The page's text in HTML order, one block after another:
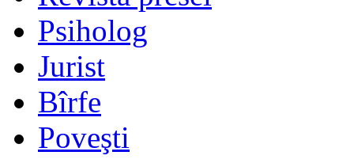
Psiholog
Jurist
Bîrfe
Poveşti